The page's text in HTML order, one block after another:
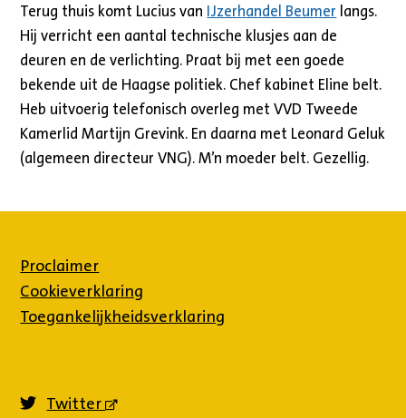
Terug thuis komt Lucius van IJzerhandel Beumer langs.
Hij verricht een aantal technische klusjes aan de
deuren en de verlichting. Praat bij met een goede
bekende uit de Haagse politiek. Chef kabinet Eline belt.
Heb uitvoerig telefonisch overleg met VVD Tweede
Kamerlid Martijn Grevink. En daarna met Leonard Geluk
(algemeen directeur VNG). M’n moeder belt. Gezellig.
Proclaimer
Cookieverklaring
Toegankelijkheidsverklaring
Twitter
(externe